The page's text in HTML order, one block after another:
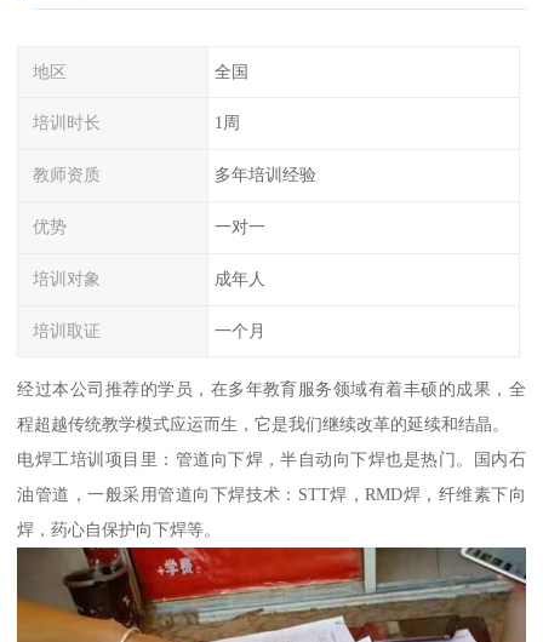
地区 全国
培训时长 1周
教师资质 多年培训经验
优势 一对一
培训对象 成年人
培训取证 一个月
经过本公司推荐的学员，在多年教育服务领域有着丰硕的成果，全
程超越传统教学模式应运而生，它是我们继续改革的延续和结晶。
电焊工培训项目里：管道向下焊，半自动向下焊也是热门。国内石
油管道，一般采用管道向下焊技术：STT焊，RMD焊，纤维素下向
焊，药心自保护向下焊等。